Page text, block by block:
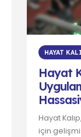
HAYAT
Hayat
Hayat
için